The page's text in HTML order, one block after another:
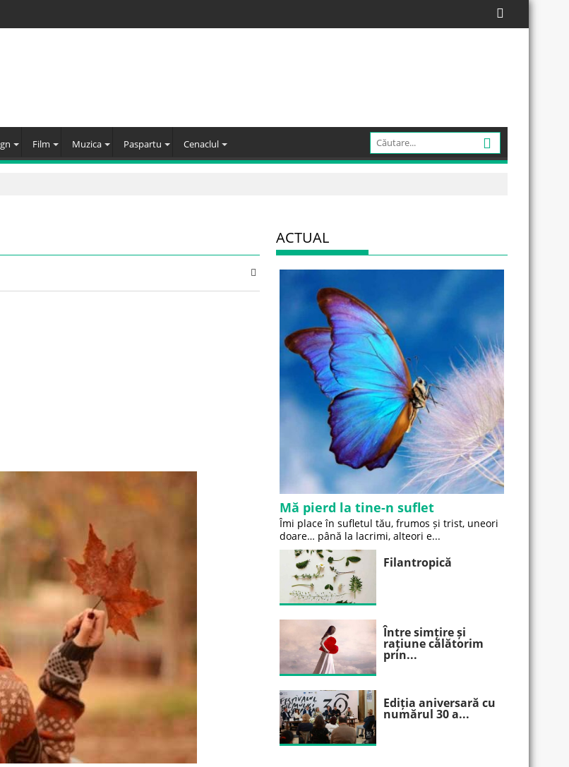
Film Muzica Paspartu Cenaclul
ACTUAL
Mă pierd la tine-n suflet
Îmi place în sufletul tău, frumos și trist, uneori
doare… până la lacrimi, alteori e...
Filantropică
Între simțire și
rațiune călătorim
prin...
Ediția aniversară cu
numărul 30 a...